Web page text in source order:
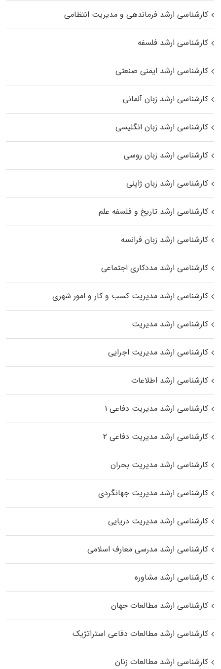
کارشناسی ارشد فرماندهی و مدیریت انتظامی
کارشناسی ارشد فلسفه
کارشناسی ارشد ایمنی صنعتی
کارشناسی ارشد زبان آلمانی
کارشناسی ارشد زبان انگلیسی
کارشناسی ارشد زبان روسی
کارشناسی ارشد زبان ژاپنی
کارشناسی ارشد تاریخ و فلسفه علم
کارشناسی ارشد زبان فرانسه
کارشناسی ارشد مددکاری اجتماعی
کارشناسی ارشد مدیریت کسب و کار و امور شهری
کارشناسی ارشد مدیریت
کارشناسی ارشد مدیریت اجرایی
کارشناسی ارشد اطلاعات
کارشناسی ارشد مدیریت دفاعی ۱
کارشناسی ارشد مدیریت دفاعی ۲
کارشناسی ارشد مدیریت بحران
کارشناسی ارشد مدیریت جهانگردی
کارشناسی ارشد مدیریت دریایی
کارشناسی ارشد مدرسی معارف اسلامی
کارشناسی ارشد مشاوره
کارشناسی ارشد مطالعات جهان
کارشناسی ارشد مطالعات دفاعی استراتژیک
کارشناسی ارشد مطالعات زنان